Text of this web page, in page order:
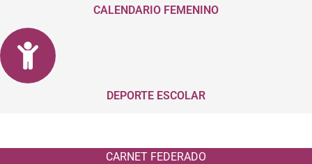
CALENDARIO FEMENINO
DEPORTE ESCOLAR
CARNET FEDERADO